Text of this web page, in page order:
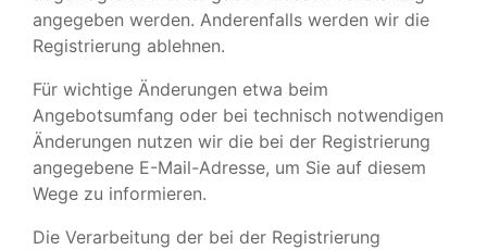
angegeben werden. Anderenfalls werden wir die
Registrierung ablehnen.
Für wichtige Änderungen etwa beim
Angebotsumfang oder bei technisch notwendigen
Änderungen nutzen wir die bei der Registrierung
angegebene E-Mail-Adresse, um Sie auf diesem
Wege zu informieren.
Die Verarbeitung der bei der Registrierung